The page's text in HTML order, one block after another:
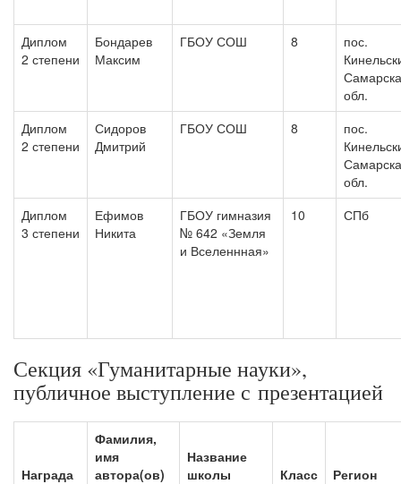
Диплом
2 степени
Бондарев
Максим
ГБОУ СОШ 8
пос.
обл.
Диплом
2 степени
Сидоров
Дмитрий
ГБОУ СОШ 8
пос.
обл.
Диплом
3 степени
Ефимов
Никита
ГБОУ гимназия
№ 642 «Земля
и Вселеннная»
10 СПб
Секция «Гуманитарные науки»,
публичное выступление с презентацией
Награда
Фамилия,
имя
автора(ов)
Название
школы
Класс
Регион